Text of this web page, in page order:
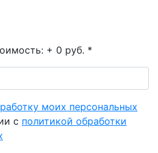
+ 0 руб. *
моих персональных
с политикой обработки